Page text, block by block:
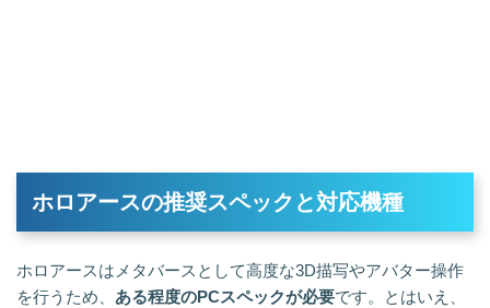
ホロアースの推奨スペックと対応機種
ホロアースはメタバースとして高度な3D描写やアバター操作
を行うため、 ある程度のPCスペックが必要です。とはいえ、